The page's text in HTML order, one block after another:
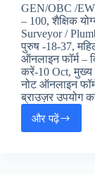
कांस्टेबल
ड्राईवर
ऑनलाइन
फॉर्म,
GEN/OBC /
– 100, शैक्षिक
Surveyor /
पुरुष -18-37,
ऑनलाइन फॉर्म –
करें-10 Oct, मुख्य
नोट ऑनलाइन
ब्राउज़र उपयोग
और पढ़ेंBihar